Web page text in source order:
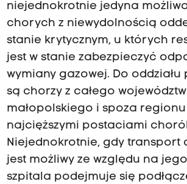
niejednokrotnie jedyna
chorych z niewydolnością
stanie krytycznym, u których
jest w stanie zabezpieczyć
wymiany gazowej. Do oddziału
są chorzy z całego
małopolskiego i spoza regionu
najcięższymi postaciami
Niejednokrotnie, gdy transport
jest możliwy ze względu na
szpitala podejmuje się